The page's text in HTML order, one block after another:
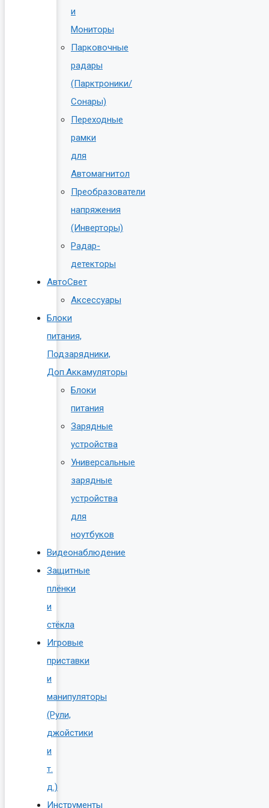
и
Мониторы
Парковочные
радары
(Парктроники/
Сонары)
Переходные
рамки
для
Автомагнитол
Преобразователи
напряжения
(Инверторы)
Радар-
детекторы
АвтоСвет
Аксессуары
Блоки
питания,
Подзарядники,
Доп.Аккамуляторы
Блоки
питания
Зарядные
устройства
Универсальные
зарядные
устройства
для
ноутбуков
Видеонаблюдение
Защитные
плёнки
и
стёкла
Игровые
приставки
и
манипуляторы
(Рули,
джойстики
и
т.
д.)
Инструменты